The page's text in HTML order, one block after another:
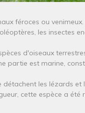
féroces ou
les insectes
d'oiseaux
partie est marine,
détachent les lézards
cette espèce a été